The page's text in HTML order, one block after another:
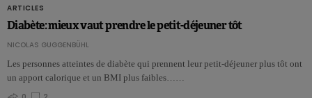
ARTICLES
Diabète: mieux vaut prendre le petit-déjeuner tôt
NICOLAS GUGGENBÜHL
Les personnes atteintes de diabète qui prennent leur petit-déjeuner plus tôt ont
un apport calorique et un BMI plus faibles……